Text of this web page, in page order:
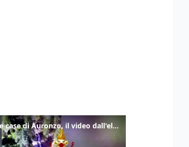
Frana lambisce le case di Auronzo, il video dall'elicottero dei vigili del fuoco